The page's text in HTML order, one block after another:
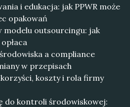
i edukacja: jak PPWR może
opakowań
modelu outsourcingu: jak
a compliance
w przepisach
koszty i rola firmy
do kontroli środowiskowej: